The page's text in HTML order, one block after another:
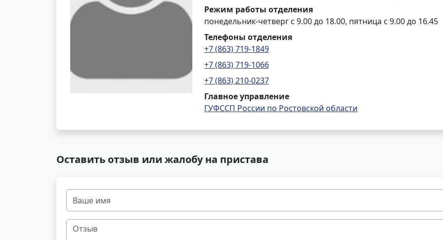
Режим работы отделения
понедельник-четверг с 9.00 до 18.00, пятница с 9.00 до 16.45
Телефоны отделения
+7 (863) 719-1849
+7 (863) 719-1066
+7 (863) 210-0237
Главное управление
ГУФССП России по Ростовской области
Оставить отзыв или жалобу на пристава